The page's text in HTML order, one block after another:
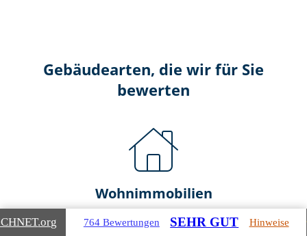
Gebäudearten, die wir für Sie
bewerten
Wohnimmobilien
Ein- und Zwei­fa­mi­li­en­häu­ser
.org 764 Bewertungen SEHR GUT Hinweise